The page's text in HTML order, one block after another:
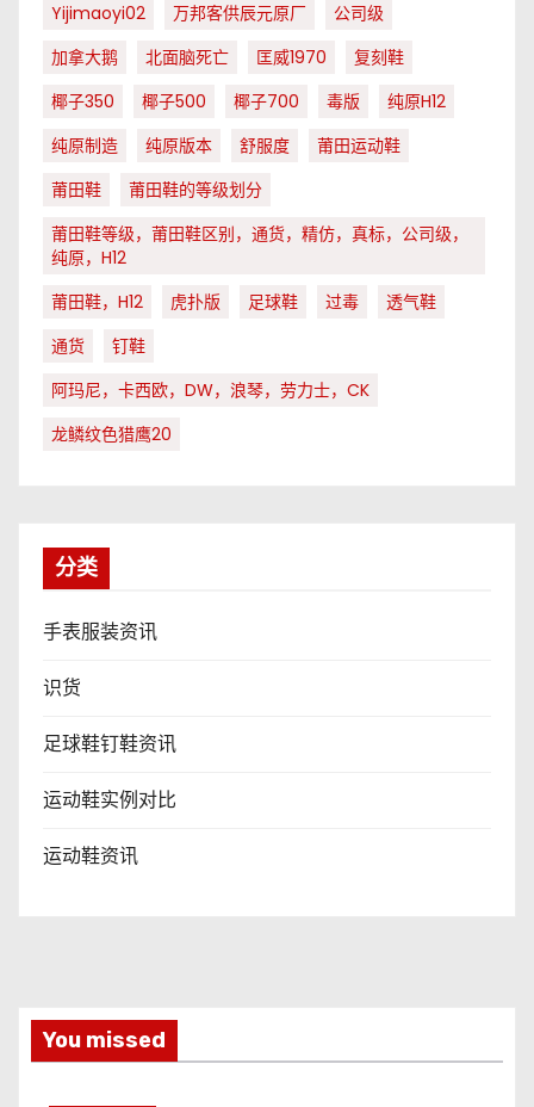
Yijimaoyi02
万邦客供辰元原厂
公司级
加拿大鹅
北面脑死亡 匡威1970
复刻鞋
椰子350
椰子500 椰子700 毒版
纯原H12
纯原制造
纯原版本 舒服度
莆田运动鞋
莆田鞋
莆田鞋的等级划分
莆田鞋等级，莆田鞋区别，通货，精仿，真标，公司级，
纯原，H12
莆田鞋，H12
虎扑版 足球鞋 过毒
透气鞋
通货
钉鞋
阿玛尼，卡西欧，DW，浪琴，劳力士，CK
龙鳞纹色猎鹰20
分类
手表服装资讯
识货
足球鞋钉鞋资讯
运动鞋实例对比
运动鞋资讯
You missed